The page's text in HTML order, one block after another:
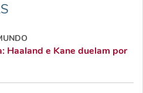
Haaland e Kane duelam por